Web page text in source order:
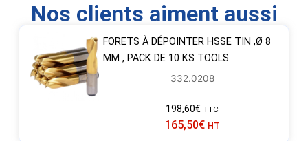
Nos clients aiment aussi
FORETS À DÉPOINTER HSSE TIN ,Ø 8
MM , PACK DE 10 KS TOOLS
332.0208
198,60€ TTC
165,50€ HT